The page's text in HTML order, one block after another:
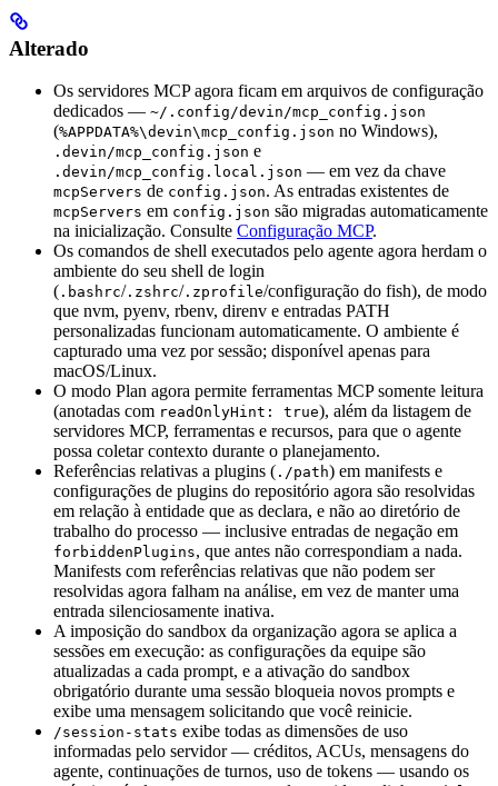
Alterado
Os servidores MCP agora ficam em arquivos de configuração
dedicados — ~/.config/devin/mcp_config.json
(%APPDATA%\devin\mcp_config.json no Windows),
.devin/mcp_config.json e
.devin/mcp_config.local.json — em vez da chave
mcpServers de config.json. As entradas existentes de
mcpServers em config.json são migradas automaticamente
na inicialização. Consulte Configuração MCP.
Os comandos de shell executados pelo agente agora herdam o
ambiente do seu shell de login
( .bashrc/ .zshrc/ .zprofile/configuração do fish), de modo
que nvm, pyenv, rbenv, direnv e entradas PATH
personalizadas funcionam automaticamente. O ambiente é
capturado uma vez por sessão; disponível apenas para
macOS/Linux.
O modo Plan agora permite ferramentas MCP somente leitura
(anotadas com readOnlyHint: true), além da listagem de
servidores MCP, ferramentas e recursos, para que o agente
possa coletar contexto durante o planejamento.
Referências relativas a plugins ( ./path) em manifests e
configurações de plugins do repositório agora são resolvidas
em relação à entidade que as declara, e não ao diretório de
trabalho do processo — inclusive entradas de negação em
forbiddenPlugins, que antes não correspondiam a nada.
Manifests com referências relativas que não podem ser
resolvidas agora falham na análise, em vez de manter uma
entrada silenciosamente inativa.
A imposição do sandbox da organização agora se aplica a
sessões em execução: as configurações da equipe são
atualizadas a cada prompt, e a ativação do sandbox
obrigatório durante uma sessão bloqueia novos prompts e
exibe uma mensagem solicitando que você reinicie.
/session-stats exibe todas as dimensões de uso
informadas pelo servidor — créditos, ACUs, mensagens do
agente, continuações de turnos, uso de tokens — usando os